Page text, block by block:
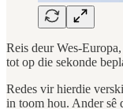
Reis deur Wes-
tot op die sekonde
Redes vir hierdie
in toom hou. Ander sê